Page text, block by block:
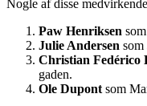
Nogle af disse
Paw Henriksen
Julie Andersen som
Christian Fedérico
gaden.
Ole Dupont som